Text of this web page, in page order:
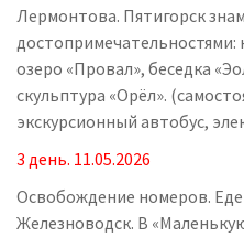
Лермонтова. Пятигорск
озеро «Провал», беседка
скульптура «Орёл».
экскурсионный автобус,
3 день. 11.05.2026
Освобождение номеров.
Железноводск. В